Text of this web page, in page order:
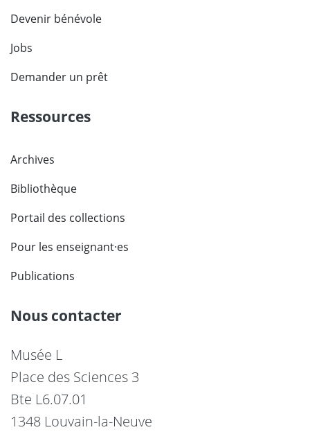
Devenir bénévole
Jobs
Demander un prêt
Ressources
Archives
Bibliothèque
Portail des collections
Pour les enseignant·es
Publications
Nous contacter
Musée L
Place des Sciences 3
Bte L6.07.01
1348 Louvain-la-Neuve